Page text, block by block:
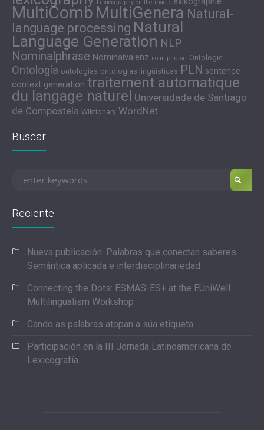
Lexicography on the road
MultiComb MultiGenera Natural-
language processing Natural
Language Generation NLP
Nominalphrase Nominalvalenz noun phrase Ontologie
Ontología ontologías ontologías lingüísticas PLN sentence
context generation traitement automatique
du langage naturel Universidade de Santiago
de Compostela Wiktionary WordNet
Buscar
Reciente
Nueva publicación: Palabras que conectan saberes.
Semántica aplicada e interdisciplinariedad
Connecting the Dots: ESMAS-ES+ at the EUniWell
Multilingualism Workshop
Cando as palabras atopan a súa etiqueta
Participación en la III Jornada Latinoamericana de
Lexicografía